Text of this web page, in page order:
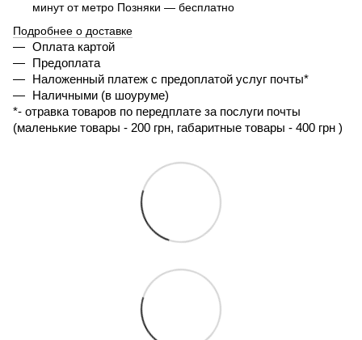
минут от метро Позняки — бесплатно
Подробнее о доставке
Оплата картой
Предоплата
Наложенный платеж с предоплатой услуг почты*
Наличными (в шоуруме)
*- отравка товаров по передплате за послуги почты
(маленькие товары - 200 грн, габаритные товары - 400 грн )